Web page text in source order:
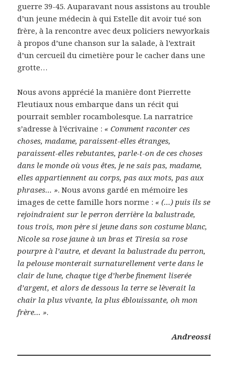
guerre 39-45. Auparavant nous assistons au trouble
d’un jeune médecin à qui Estelle dit avoir tué son
frère, à la rencontre avec deux policiers newyorkais
à propos d’une chanson sur la salade, à l’extrait
d’un cercueil du cimetière pour le cacher dans une
grotte…
Nous avons apprécié la manière dont Pierrette
Fleutiaux nous embarque dans un récit qui
pourrait sembler rocambolesque. La narratrice
s’adresse à l’écrivaine : « Comment raconter ces
choses, madame, paraissent-elles étranges,
paraissent-elles rebutantes, parle-t-on de ces choses
dans le monde où vous êtes, je ne sais pas, madame,
elles appartiennent au corps, pas aux mots, pas aux
phrases… ». Nous avons gardé en mémoire les
images de cette famille hors norme : « (…) puis ils se
rejoindraient sur le perron derrière la balustrade,
tous trois, mon père si jeune dans son costume blanc,
Nicole sa rose jaune à un bras et Tiresia sa rose
pourpre à l’autre, et devant la balustrade du perron,
la pelouse monterait surnaturellement verte dans le
clair de lune, chaque tige d’herbe finement liserée
d’argent, et alors de dessous la terre se lèverait la
chair la plus vivante, la plus éblouissante, oh mon
frère… ».
Andreossi